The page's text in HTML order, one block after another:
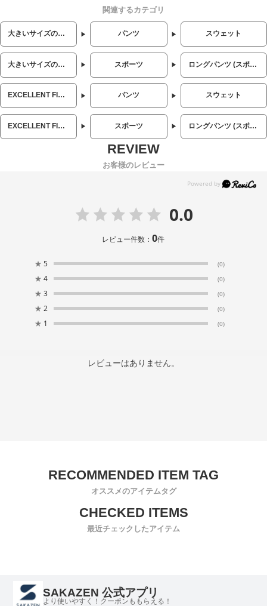
関連するカテゴリ
大きいサイズのメンズ服 パンツ スウェット
大きいサイズのメンズ服 スポーツ ロングパンツ (スポーツ)
EXCELLENT FINE (エクセレントファイン) パンツ スウェット
EXCELLENT FINE (エクセレントファイン) スポーツ ロングパンツ (スポーツ)
お客様のレビュー
0.0
レビュー件数：0件
★ 5 (0)
★ 4 (0)
★ 3 (0)
★ 2 (0)
★ 1 (0)
レビューはありません。
オススメのアイテムタグ
最近チェックしたアイテム
SAKAZEN 公式アプリ
より使いやすく！クーポンももらえる！